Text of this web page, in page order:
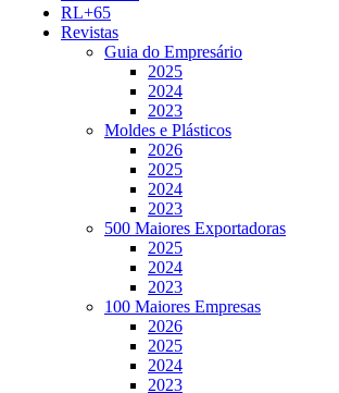
RL+65
Revistas
Guia do Empresário
2025
2024
2023
Moldes e Plásticos
2026
2025
2024
2023
500 Maiores Exportadoras
2025
2024
2023
100 Maiores Empresas
2026
2025
2024
2023